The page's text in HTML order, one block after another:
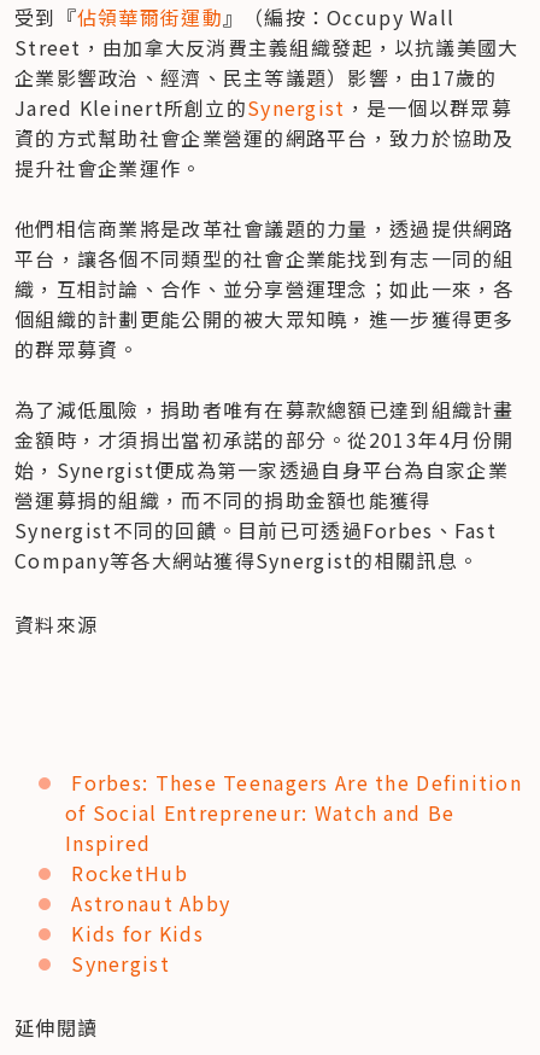
受到『佔領華爾街運動 』（編按：Occupy Wall
Street，由加拿大反消費主義組織發起，以抗議美國大
企業影響政治、經濟、民主等議題）影響，由17歲的
Jared Kleinert所創立的Synergist ，是一個以群眾募
資的方式幫助社會企業營運的網路平台，致力於協助及
提升社會企業運作。
他們相信商業將是改革社會議題的力量，透過提供網路
平台，讓各個不同類型的社會企業能找到有志一同的組
織，互相討論、合作、並分享營運理念；如此一來，各
個組織的計劃更能公開的被大眾知曉，進一步獲得更多
的群眾募資。
為了減低風險，捐助者唯有在募款總額已達到組織計畫
金額時，才須捐出當初承諾的部分。從2013年4月份開
始，Synergist便成為第一家透過自身平台為自家企業
營運募捐的組織，而不同的捐助金額也能獲得
Synergist不同的回饋。目前已可透過Forbes、Fast
Company等各大網站獲得Synergist的相關訊息。
資料來源
Forbes: These Teenagers Are the Definition
of Social Entrepreneur: Watch and Be
Inspired
RocketHub
Astronaut Abby
Kids for Kids
Synergist
延伸閱讀